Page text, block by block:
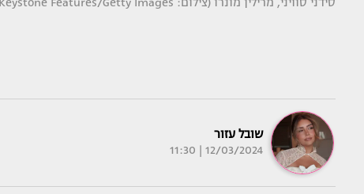
שובל עזור
12/03/2024 | 11:30